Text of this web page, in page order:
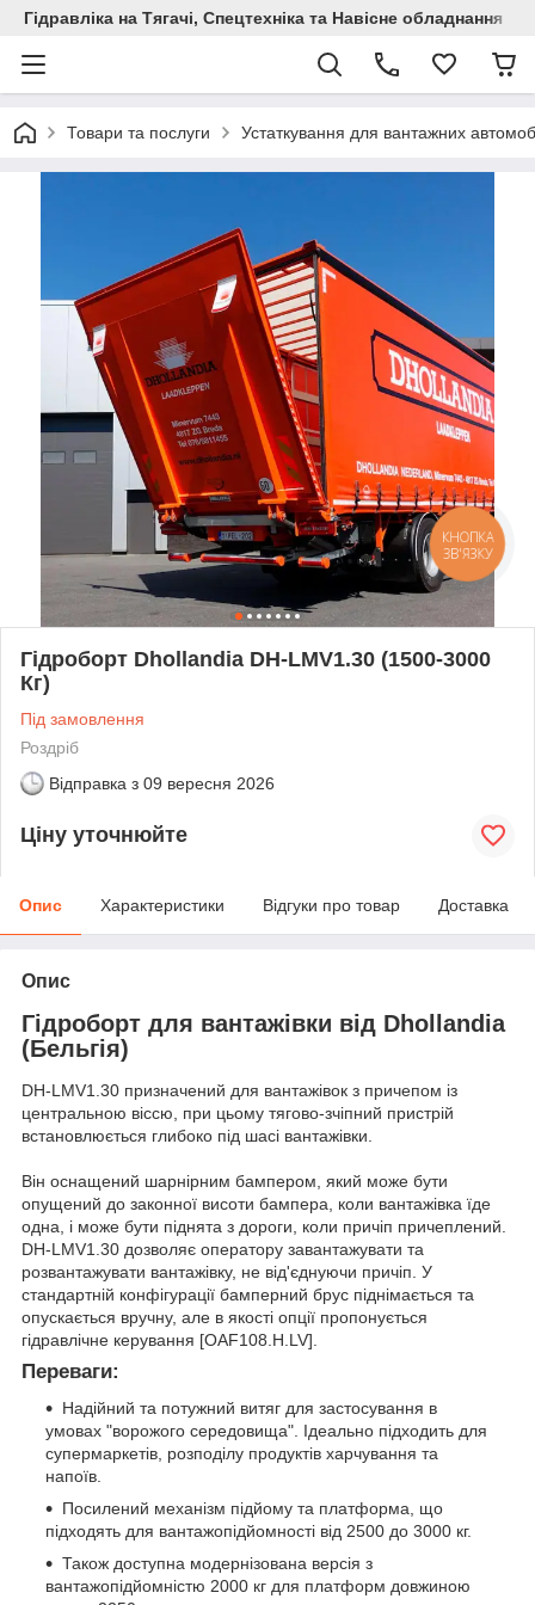
Гідравліка на Тягачі, Спецтехніка та Навісне обладнання
Товари та послуги Устаткування для вантажних
Гідроборт Dhollandia DH-LMV1.30 (1500-3000
Кг)
Під замовлення
Роздріб
Відправка з 09 вересня 2026
Ціну уточнюйте
Опис Характеристики Відгуки про товар Доставка
Опис
Гідроборт для вантажівки від Dhollandia
(Бельгія)
DH-LMV1.30 призначений для вантажівок з причепом із
центральною віссю, при цьому тягово-зчіпний пристрій
встановлюється глибоко під шасі вантажівки.
Він оснащений шарнірним бампером, який може бути
опущений до законної висоти бампера, коли вантажівка їде
одна, і може бути піднята з дороги, коли причіп причеплений.
DH-LMV1.30 дозволяє оператору завантажувати та
розвантажувати вантажівку, не від'єднуючи причіп. У
стандартній конфігурації бамперний брус піднімається та
опускається вручну, але в якості опції пропонується
гідравлічне керування [OAF108.H.LV].
Переваги:
Надійний та потужний витяг для застосування в
умовах "ворожого середовища". Ідеально підходить для
супермаркетів, розподілу продуктів харчування та
напоїв.
Посилений механізм підйому та платформа, що
підходять для вантажопідйомності від 2500 до 3000 кг.
Також доступна модернізована версія з
вантажопідйомністю 2000 кг для платформ довжиною
КНОПКА
ЗВ'ЯЗКУ